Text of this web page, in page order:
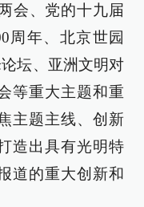
会、党的十九届
周年、北京世园
坛、亚洲文明对
等重大主题和重
主题主线、创新
造出具有光明特
道的重大创新和